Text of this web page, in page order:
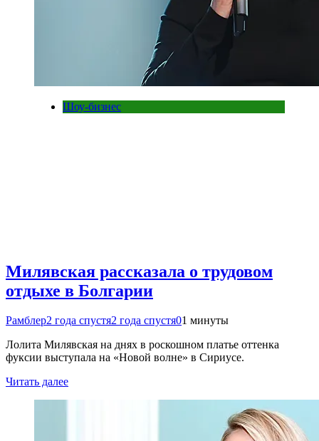
Шоу-бизнес
Милявская рассказала о трудовом
отдыхе в Болгарии
Рамблер2 года спустя2 года спустя01 минуты
Лолита Милявская на днях в роскошном платье оттенка
фуксии выступала на «Новой волне» в Сириусе.
Читать далее